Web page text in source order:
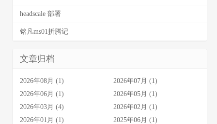
headscale 部署
铭凡ms01折腾记
文章归档
2026年08月 (1)
2026年07月 (1)
2026年06月 (1)
2026年05月 (1)
2026年03月 (4)
2026年02月 (1)
2026年01月 (1)
2025年06月 (1)